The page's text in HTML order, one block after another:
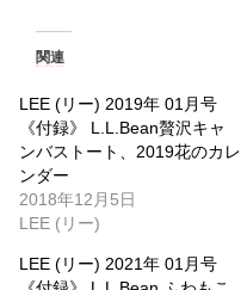
関連
LEE (リー) 2019年 01月号
《付録》 L.L.Bean贅沢キャ
ンバストート、2019花のカレ
ンダー
2018年12月5日
LEE (リー)
LEE (リー) 2021年 01月号